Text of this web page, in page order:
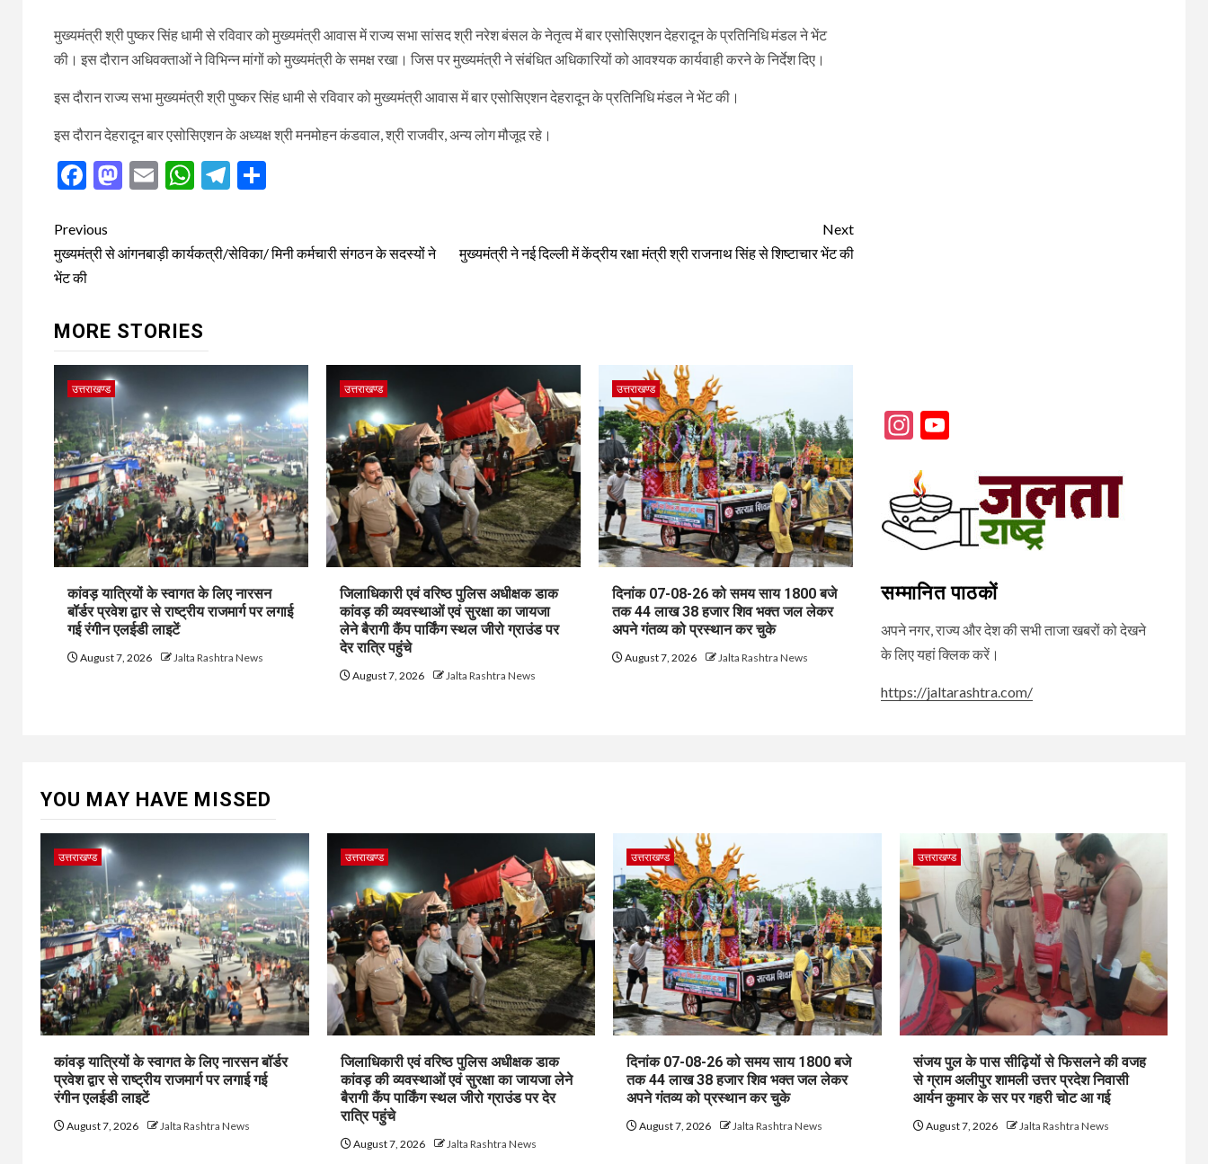
मुख्यमंत्री श्री पुष्कर सिंह धामी से रविवार को मुख्यमंत्री आवास में राज्य सभा सांसद श्री नरेश बंसल के नेतृत्व में बार एसोसिएशन देहरादून के प्रतिनिधि मंडल ने भेंट
की। इस दौरान अधिवक्ताओं ने विभिन्न मांगों को मुख्यमंत्री के समक्ष रखा। जिस पर मुख्यमंत्री ने संबंधित अधिकारियों को आवश्यक कार्यवाही करने के निर्देश दिए।
इस दौरान राज्य सभा मुख्यमंत्री श्री पुष्कर सिंह धामी से रविवार को मुख्यमंत्री आवास में बार एसोसिएशन देहरादून के प्रतिनिधि मंडल ने भेंट की।
इस दौरान देहरादून बार एसोसिएशन के अध्यक्ष श्री मनमोहन कंडवाल, श्री राजवीर, अन्य लोग मौजूद रहे।
Facebook
Mastodon
EmailWhatsApp
Telegram
Post
navigation
Previous
मुख्यमंत्री से आंगनबाड़ी कार्यकत्री/सेविका/ मिनी कर्मचारी संगठन के सदस्यों ने
भेंट की
Next
मुख्यमंत्री ने नई दिल्ली में केंद्रीय रक्षा मंत्री श्री राजनाथ सिंह से शिष्टाचार भेंट की
MORE STORIES
उत्तराखण्ड
कांवड़ यात्रियों के स्वागत के लिए नारसन
बॉर्डर प्रवेश द्वार से राष्ट्रीय राजमार्ग पर लगाई
गई रंगीन एलईडी लाइटें
August 7, 2026 Jalta Rashtra News
उत्तराखण्ड
जिलाधिकारी एवं वरिष्ठ पुलिस अधीक्षक डाक
कांवड़ की व्यवस्थाओं एवं सुरक्षा का जायजा
लेने बैरागी कैंप पार्किंग स्थल जीरो ग्राउंड पर
देर रात्रि पहुंचे
August 7, 2026 Jalta Rashtra News
उत्तराखण्ड
दिनांक 07-08-26 को समय साय 1800 बजे
तक 44 लाख 38 हजार शिव भक्त जल लेकर
अपने गंतव्य को प्रस्थान कर चुके
August 7, 2026 Jalta Rashtra News
Instagram
YouTube
सम्मानित पाठकों
अपने नगर, राज्य और देश की सभी ताजा खबरों को देखने
के लिए यहां क्लिक करें।
https://jaltarashtra.com/
YOU MAY HAVE MISSED
उत्तराखण्ड
कांवड़ यात्रियों के स्वागत के लिए नारसन बॉर्डर
प्रवेश द्वार से राष्ट्रीय राजमार्ग पर लगाई गई
रंगीन एलईडी लाइटें
August 7, 2026 Jalta Rashtra News
उत्तराखण्ड
जिलाधिकारी एवं वरिष्ठ पुलिस अधीक्षक डाक
कांवड़ की व्यवस्थाओं एवं सुरक्षा का जायजा लेने
बैरागी कैंप पार्किंग स्थल जीरो ग्राउंड पर देर
रात्रि पहुंचे
August 7, 2026 Jalta Rashtra News
उत्तराखण्ड
दिनांक 07-08-26 को समय साय 1800 बजे
तक 44 लाख 38 हजार शिव भक्त जल लेकर
अपने गंतव्य को प्रस्थान कर चुके
August 7, 2026 Jalta Rashtra News
उत्तराखण्ड
संजय पुल के पास सीढ़ियों से फिसलने की वजह
से ग्राम अलीपुर शामली उत्तर प्रदेश निवासी
आर्यन कुमार के सर पर गहरी चोट आ गई
August 7, 2026 Jalta Rashtra News